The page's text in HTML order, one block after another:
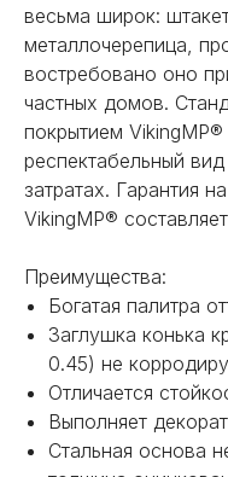
весьма широк:
металлочерепица,
востребовано оно
частных домов.
покрытием
респектабельный
затратах. Гарантия
VikingMP®
Преимущества:
Богатая палитра
Заглушка конька
0.45) не
Отличается
Выполняет
Стальная основа
НЕ НАШЛИ
ИЛИ НУЖНА
С ВЫБОРОМ?
Наш менеджер готов
все вопросы.
телефону или
индивидуального